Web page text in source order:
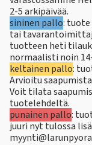
2-5 arkipäivää.
sininen pallo:
tai
tuotteen heti
normaalisti noin
keltainen pallo:
Arvioitu
Voit tilata
tuotelehdeltä.
punainen pallo:
juuri nyt tulossa